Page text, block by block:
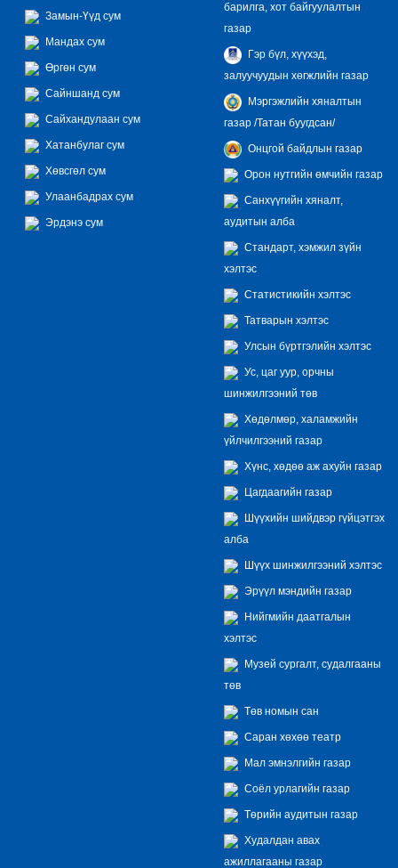
Замын-Үүд сум
Мандах сум
Өргөн сум
Сайншанд сум
Сайхандулаан сум
Хатанбулаг сум
Хөвсгөл сум
Улаанбадрах сум
Эрдэнэ сум
барилга, хот байгуулалтын
газар
Гэр бүл, хүүхэд,
залуучуудын хөгжлийн газар
Мэргэжлийн хяналтын
газар /Татан буугдсан/
Онцгой байдлын газар
Орон нутгийн өмчийн газар
Санхүүгийн хяналт,
аудитын алба
Стандарт, хэмжил зүйн
хэлтэс
Статистикийн хэлтэс
Татварын хэлтэс
Улсын бүртгэлийн хэлтэс
Ус, цаг уур, орчны
шинжилгээний төв
Хөдөлмөр, халамжийн
үйлчилгээний газар
Хүнс, хөдөө аж ахуйн газар
Цагдаагийн газар
Шүүхийн шийдвэр гүйцэтгэх
алба
Шүүх шинжилгээний хэлтэс
Эрүүл мэндийн газар
Нийгмийн даатгалын
хэлтэс
Музей сургалт, судалгааны
төв
Төв номын сан
Саран хөхөө театр
Мал эмнэлгийн газар
Соёл урлагийн газар
Төрийн аудитын газар
Худалдан авах
ажиллагааны газар